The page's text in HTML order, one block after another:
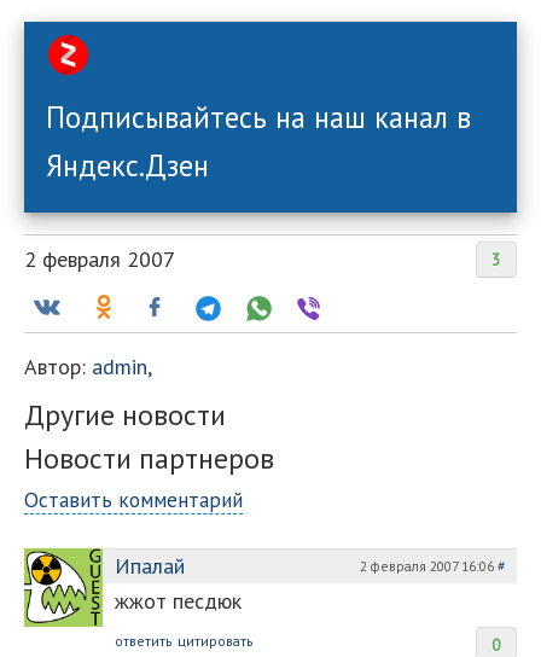
Подписывайтесь на наш канал в
Яндекс.Дзен
3
2 февраля 2007
Автор: admin,
Другие новости
Новости партнеров
Оставить комментарий
Ипалай 2 февраля 2007 16:06 #
жжот песдюк
0
ответить цитировать